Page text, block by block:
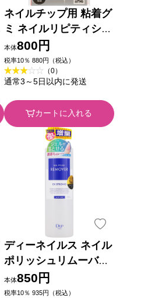
ネイルチップ用 粘着グ
ミ ネイルリピティショ
ン ＿ ウィング・ビー
ト
本体800円
税率10％ 880円（税込）
（0）
通常3～5日以内に発送
カートに入れる
ディーネイルス ネイル
ポリッシュリムーバー
EX ＿ ディー・アップ
本体850円
税率10％ 935円（税込）